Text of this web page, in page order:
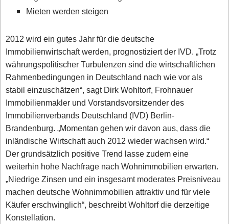
Mieten werden steigen
2012 wird ein gutes Jahr für die deutsche
Immobilienwirtschaft werden, prognostiziert der IVD. „Trotz
währungspolitischer Turbulenzen sind die wirtschaftlichen
Rahmenbedingungen in Deutschland nach wie vor als
stabil einzuschätzen“, sagt Dirk Wohltorf, Frohnauer
Immobilienmakler und Vorstandsvorsitzender des
Immobilienverbands Deutschland (IVD) Berlin-
Brandenburg. „Momentan gehen wir davon aus, dass die
inländische Wirtschaft auch 2012 wieder wachsen wird.“
Der grundsätzlich positive Trend lasse zudem eine
weiterhin hohe Nachfrage nach Wohnimmobilien erwarten.
„Niedrige Zinsen und ein insgesamt moderates Preisniveau
machen deutsche Wohnimmobilien attraktiv und für viele
Käufer erschwinglich“, beschreibt Wohltorf die derzeitige
Konstellation.